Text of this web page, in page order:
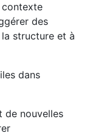
contexte
des
structure et à
dans
de nouvelles